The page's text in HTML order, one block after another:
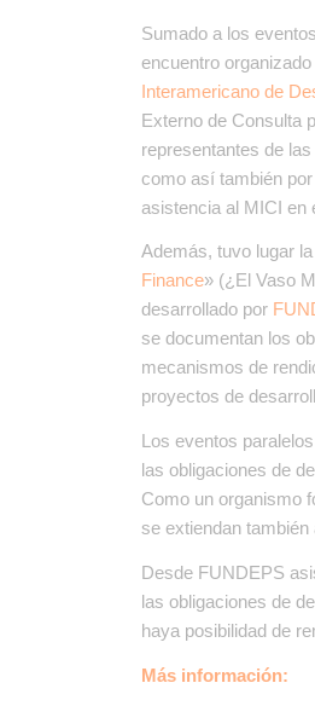
Sumado a los
encuentro
Interamericano de
Externo de Consulta
representantes de
como así también
asistencia al MICI en
Además, tuvo lugar
Finance» (¿El Vaso
desarrollado por
se documentan los
mecanismos de
proyectos de
Los eventos
las obligaciones de
Como un organismo
se extiendan también
Desde FUNDEPS
las obligaciones de
haya posibilidad de
Más información: